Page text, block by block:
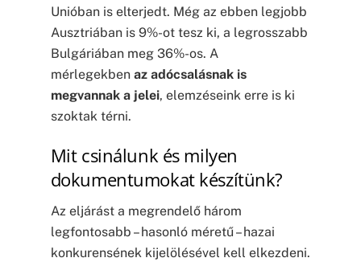
Unióban is elterjedt. Még az ebben legjobb
Ausztriában is 9%-ot tesz ki, a legrosszabb
Bulgáriában meg 36%-os. A
mérlegekben az adócsalásnak is
megvannak a jelei, elemzéseink erre is ki
szoktak térni.
Mit csinálunk és milyen
dokumentumokat készítünk?
Az eljárást a megrendelő három
legfontosabb – hasonló méretű – hazai
konkurensének kijelölésével kell elkezdeni.